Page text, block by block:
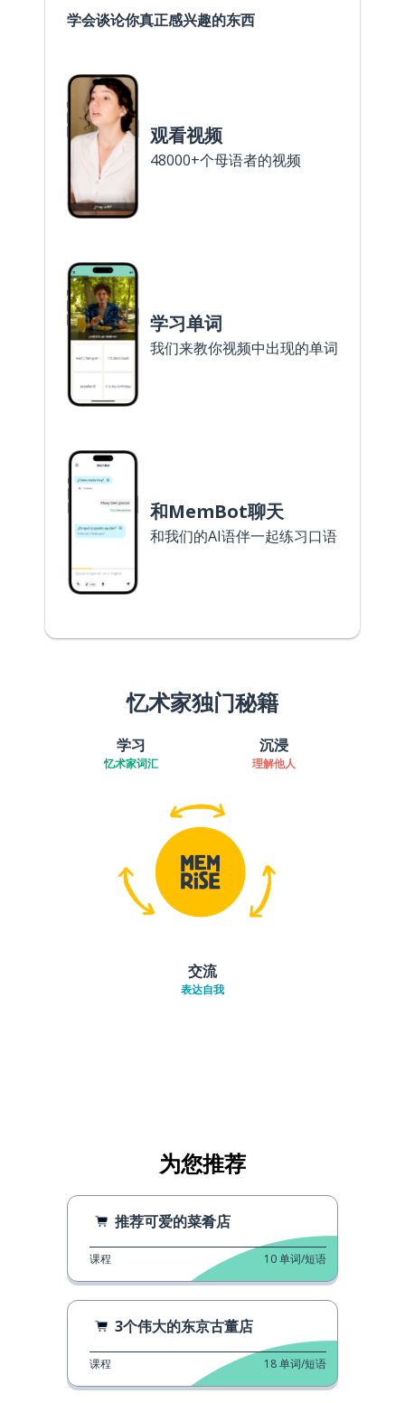
学会谈论你真正感兴趣的东西
观看视频
48000+个母语者的视频
学习单词
我们来教你视频中出现的单词
和MemBot聊天
和我们的AI语伴一起练习口语
忆术家独门秘籍
学习
忆术家词汇
沉浸
理解他人
交流
表达自我
为您推荐
推荐可爱的菜肴店
课程 10单词/短语
3个伟大的东京古董店
课程 18单词/短语